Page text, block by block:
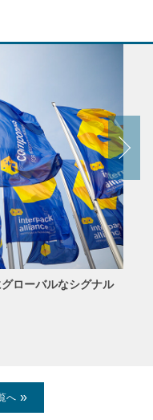
ローバルなシグナル
へ